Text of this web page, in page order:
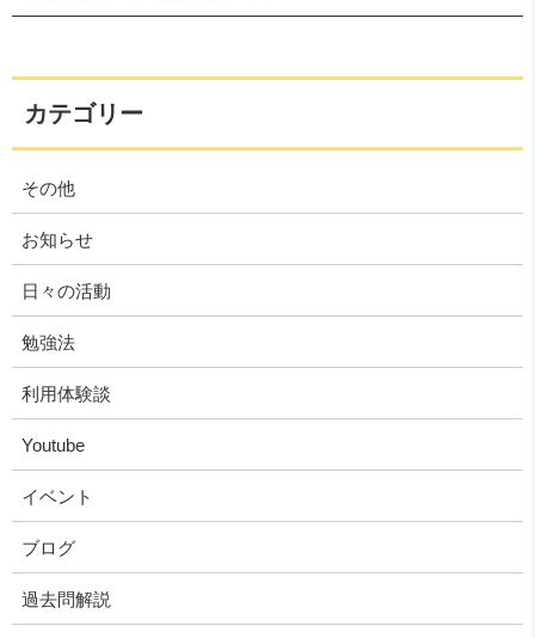
カテゴリー
その他
お知らせ
日々の活動
勉強法
利用体験談
Youtube
イベント
ブログ
過去問解説